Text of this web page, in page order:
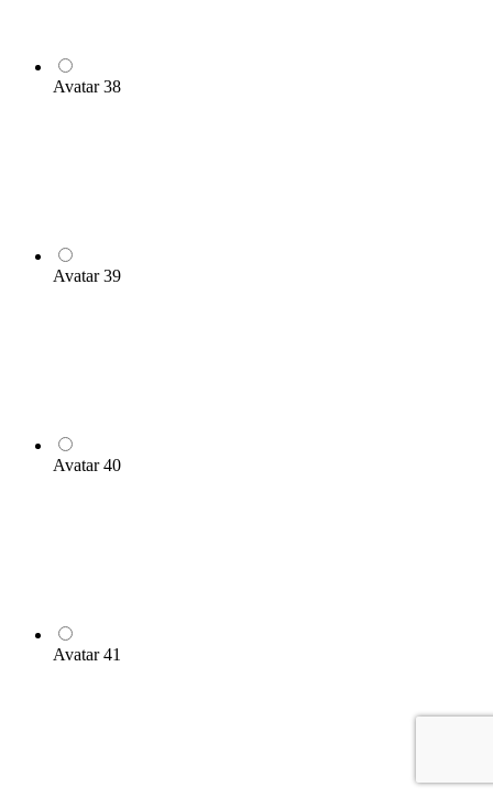
Avatar 38
Avatar 39
Avatar 40
Avatar 41